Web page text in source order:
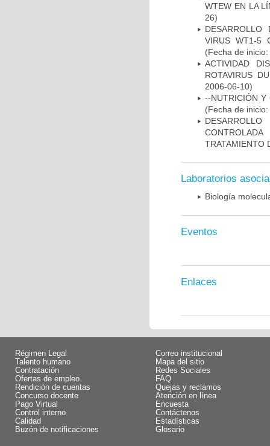
WTEW EN LA
26)
DESARROLLO
VIRUS WT1-5
(Fecha de
ACTIVIDAD
ROTAVIRUS
2006-06-10)
--NUTRICIÓN Y
(Fecha de
TRATAMIENTO
Laboratorios
Biología
Eventos
Enlaces
Régimen Legal
Talento humano
Contratación
Ofertas de empleo
Rendición de cuentas
Concurso docente
Pago Virtual
Control interno
Calidad
Buzón de notificaciones
Correo institucional
Mapa del sitio
Redes Sociales
FAQ
Quejas y reclamos
Atención en línea
Encuesta
Contáctenos
Estadísticas
Glosario